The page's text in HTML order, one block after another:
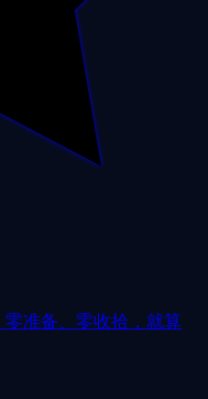
准备、零收拾，就算